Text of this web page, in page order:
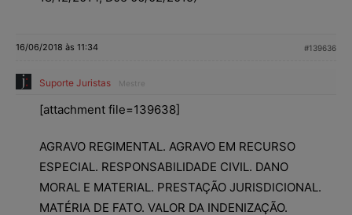
16/06/2018 às 11:34 #139636
Suporte Juristas Mestre
[attachment file=139638]
AGRAVO REGIMENTAL. AGRAVO EM RECURSO
ESPECIAL. RESPONSABILIDADE CIVIL. DANO
MORAL E MATERIAL. PRESTAÇÃO JURISDICIONAL.
MATÉRIA DE FATO. VALOR DA INDENIZAÇÃO.